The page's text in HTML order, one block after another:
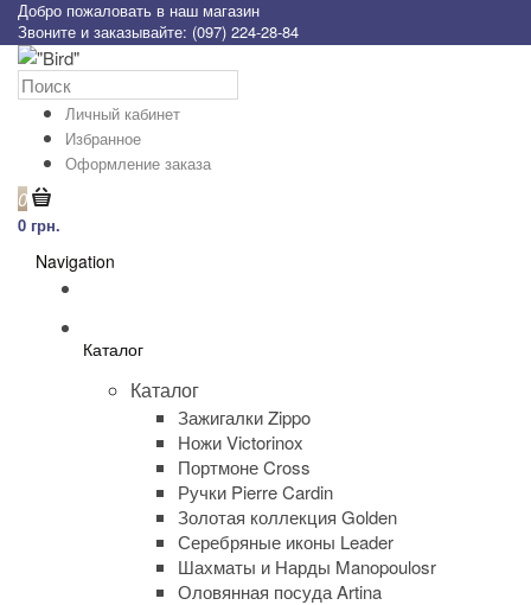
Добро пожаловать в наш магазин
Звоните и заказывайте: (097) 224-28-84
Личный кабинет
Избранное
Оформление заказа
0
0 грн.
Navigation
Каталог
Каталог
Зажигалки Zippo
Ножи Victorinox
Портмоне Cross
Ручки Pierre Cardin
Золотая коллекция Golden
Серебряные иконы Leader
Шахматы и Нарды Manopoulosr
Оловянная посуда Artina